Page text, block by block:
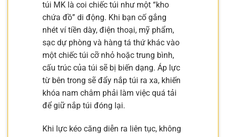
túi MK là coi chiếc túi như một “kho
chứa đồ” di động. Khi bạn cố gắng
nhét ví tiền dày, điện thoại, mỹ phẩm,
sạc dự phòng và hàng tá thứ khác vào
một chiếc túi cỡ nhỏ hoặc trung bình,
cấu trúc của túi sẽ bị biến dạng. Áp lực
từ bên trong sẽ đẩy nắp túi ra xa, khiến
khóa nam châm phải làm việc quá tải
để giữ nắp túi đóng lại.
Khi lực kéo căng diễn ra liên tục, không